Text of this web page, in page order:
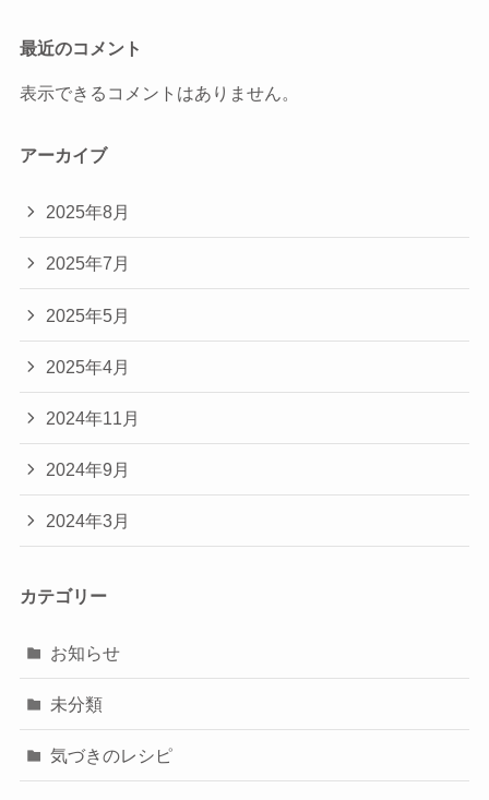
最近のコメント
表示できるコメントはありません。
アーカイブ
2025年8月
2025年7月
2025年5月
2025年4月
2024年11月
2024年9月
2024年3月
カテゴリー
お知らせ
未分類
気づきのレシピ